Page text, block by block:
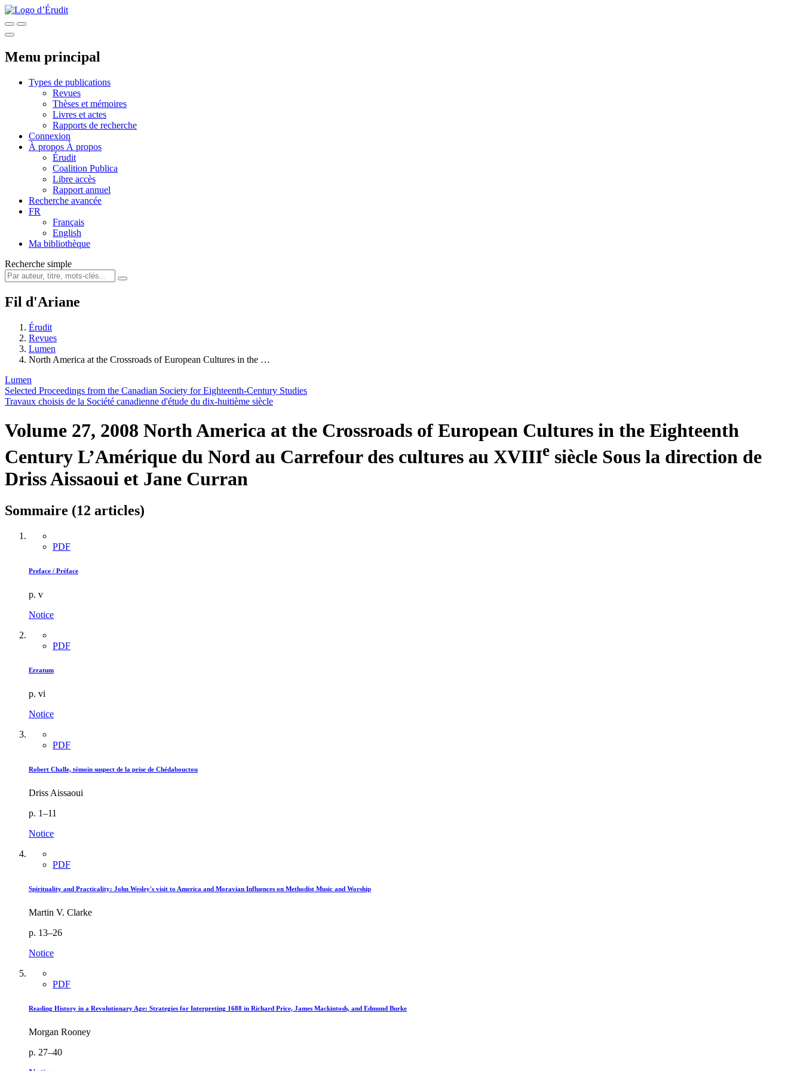
Menu principal
Types de publications
Revues
Thèses et mémoires
Livres et actes
Rapports de recherche
Connexion
À propos À propos
Érudit
Coalition Publica
Libre accès
Rapport annuel
Recherche avancée
FR
Français
English
Ma bibliothèque
Recherche simple
Fil d'Ariane
Érudit
Revues
Lumen
North America at the Crossroads of European Cultures in the …
Lumen
Selected Proceedings from the Canadian Society for Eighteenth-Century Studies
Travaux choisis de la Société canadienne d'étude du dix-huitième siècle
Volume 27, 2008 North America at the Crossroads of European Cultures in the Eighteenth
Century L’Amérique du Nord au Carrefour des cultures au XVIIIe siècle Sous la direction de
Driss Aissaoui et Jane Curran
Sommaire (12 articles)
PDF
Preface / Préface
p. v
Notice
PDF
Erratum
p. vi
Notice
PDF
Robert Challe, témoin suspect de la prise de Chédabouctou
Driss Aissaoui
p. 1–11
Notice
PDF
Spirituality and Practicality: John Wesley's visit to America and Moravian Influences on Methodist Music and Worship
Martin V. Clarke
p. 13–26
Notice
PDF
Reading History in a Revolutionary Age: Strategies for Interpreting 1688 in Richard Price, James Mackintosh, and Edmund Burke
Morgan Rooney
p. 27–40